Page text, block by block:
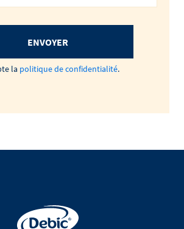
ENVOYER
la politique de confidentialité.